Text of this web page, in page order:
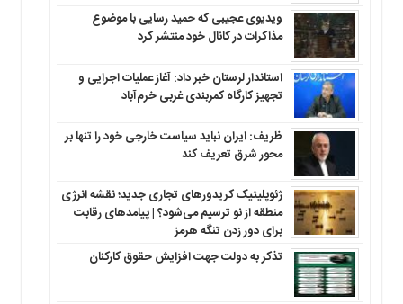
ویدیوی عجیبی که حمید رسایی با موضوع
مذاکرات در کانال خود منتشر کرد
استاندار لرستان خبر داد: آغاز عملیات اجرایی و
تجهیز کارگاه کمربندی غربی خرم‌آباد
ظریف: ایران نباید سیاست خارجی خود را تنها بر
محور شرق تعریف کند
ژئوپلیتیک کریدورهای تجاری جدید؛ نقشه انرژی
منطقه‌ از نو ترسیم می‌شود؟ | پیامدهای رقابت
برای دور زدن تنگه هرمز
تذکر به دولت جهت افزایش حقوق کارکنان ‌